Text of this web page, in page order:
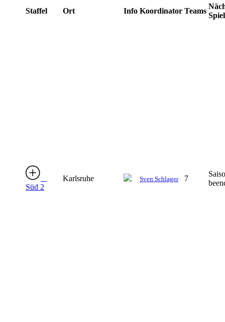
Staffel Ort Info Koordinator Teams
Süd 2
Karlsruhe Sven Schlager 7